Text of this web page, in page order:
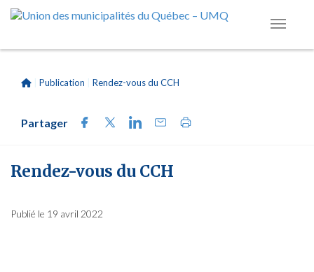
Publication Rendez-vous du CCH
Partager
Rendez-vous du CCH
Publié le 19 avril 2022